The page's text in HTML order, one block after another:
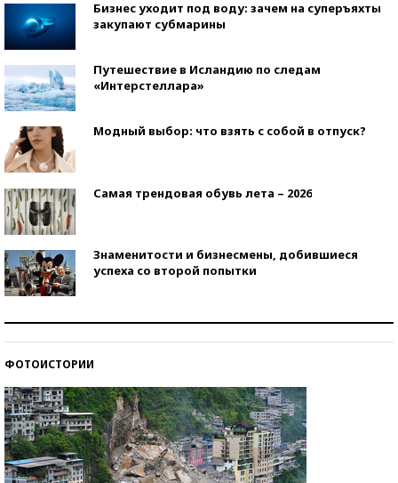
Бизнес уходит под воду: зачем на суперъяхты
закупают субмарины
Путешествие в Исландию по следам
«Интерстеллара»
Модный выбор: что взять с собой в отпуск?
Самая трендовая обувь лета – 2026
Знаменитости и бизнесмены, добившиеся
успеха со второй попытки
ФОТОИСТОРИИ